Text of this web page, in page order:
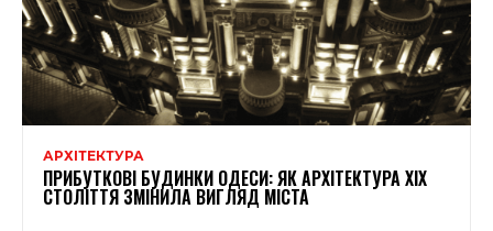
АРХІТЕКТУРА
ПРИБУТКОВІ БУДИНКИ ОДЕСИ: ЯК АРХІТЕКТУРА XIX
СТОЛІТТЯ ЗМІНИЛА ВИГЛЯД МІСТА